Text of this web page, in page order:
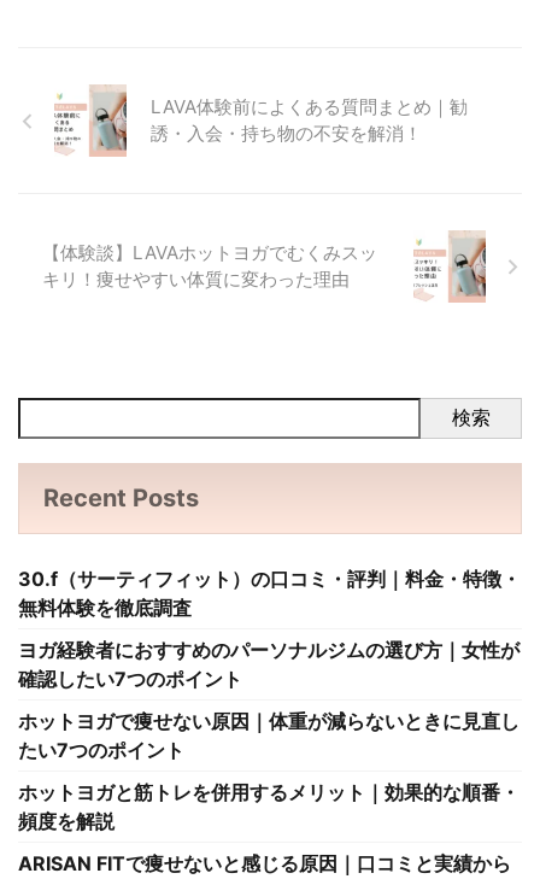
LAVA体験前によくある質問まとめ｜勧
誘・入会・持ち物の不安を解消！
【体験談】LAVAホットヨガでむくみスッ
キリ！痩せやすい体質に変わった理由
検索
Recent Posts
30.f（サーティフィット）の口コミ・評判｜料金・特徴・
無料体験を徹底調査
ヨガ経験者におすすめのパーソナルジムの選び方｜女性が
確認したい7つのポイント
ホットヨガで痩せない原因｜体重が減らないときに見直し
たい7つのポイント
ホットヨガと筋トレを併用するメリット｜効果的な順番・
頻度を解説
ARISAN FITで痩せないと感じる原因｜口コミと実績から